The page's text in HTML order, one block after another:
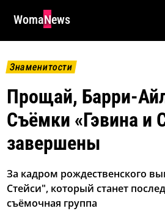
WomaNews
Знаменитости
Прощай, Барри-
Съёмки «Гэвина и
завершены
За кадром рождественского
Стейси", который станет
съёмочная группа